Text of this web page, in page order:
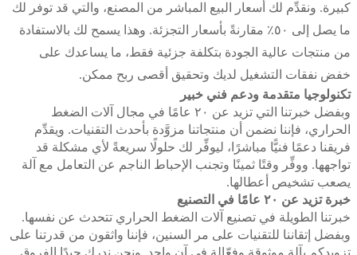
كبيرة. ونقدِّم لك أسعار البيع المباشر من المصنع، والتي قد توفر لك
ما يصل إلى ٥٠٪ مقارنةً بأسعار التجزئة. وهذا يسمح لك بالاستفادة
من منتجات عالية الجودة بتكلفة جزئية فقط، ما يساعدك على
خفض نفقات التشغيل لديك وتحقيق أقصى ربح ممكن.
تكنولوجيا متقدمة ودعم فني خبير
وبفضل خبرتنا التي تزيد عن ٢٠ عامًا في مجال آلات الضغط
الحراري، فإننا نضمن أن منتجاتنا مزوَّدة بأحدث التقنيات. ويقدِّم
فريقنا دعمًا فنيًّا مباشرًا، ليوفِّر لك حلولًا سريعةً لأي مشكلة قد
تواجهها. ووفِّر وقتًا ثمينًا وتجنب الإحباط الناجم عن التعامل مع آلة
يصعب تشخيص أعطالها.
خبرة تزيد عن ٢٠ عامًا في التصنيع
خبرتنا الطويلة في تصنيع آلات الضغط الحراري تتحدث عن نفسها.
وبفضل إتقاننا للتقنيات على مر السنين، فإننا واثقون من قدرتنا على